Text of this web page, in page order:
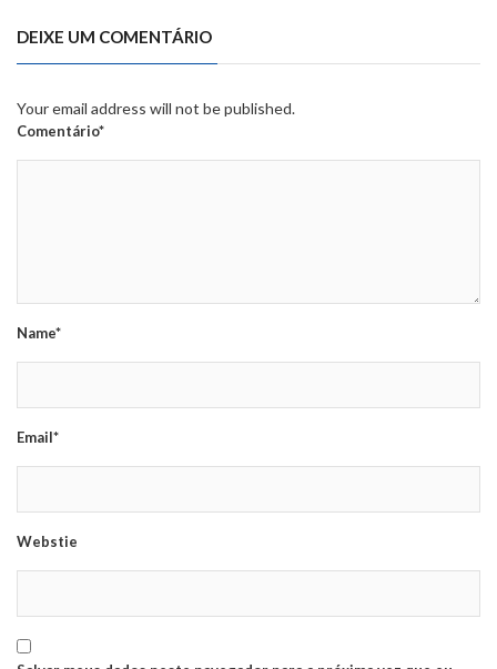
DEIXE UM COMENTÁRIO
Your email address will not be published.
Comentário*
Name*
Email*
Webstie